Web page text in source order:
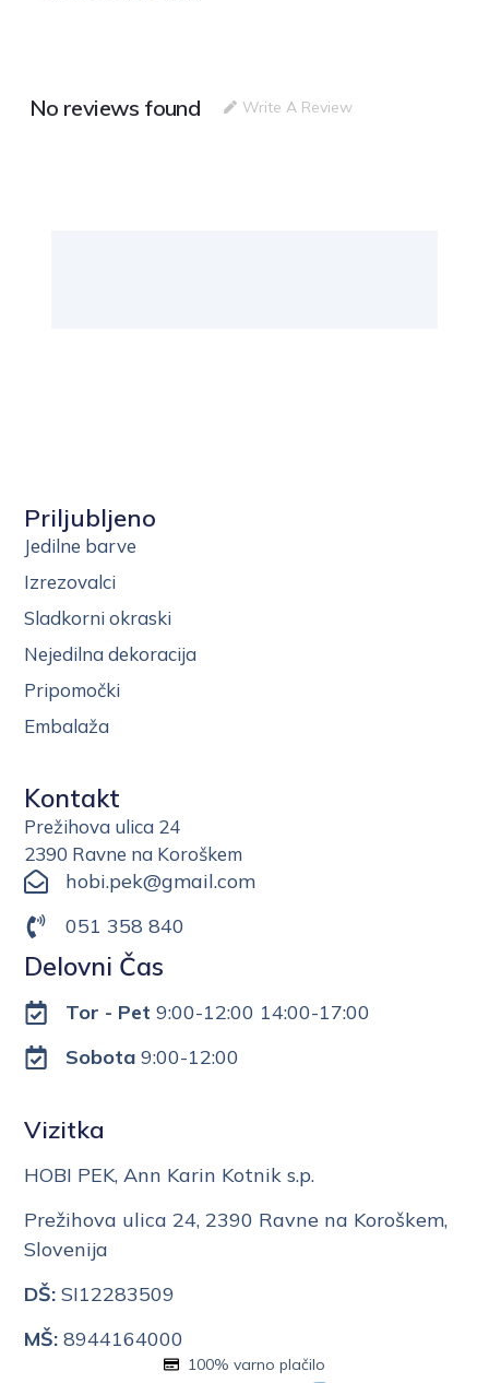
No reviews found Write A Review
Priljubljeno
Jedilne barve
Izrezovalci
Sladkorni okraski
Nejedilna dekoracija
Pripomočki
Embalaža
Kontakt
Prežihova ulica 24
2390 Ravne na Koroškem
hobi.pek@gmail.com
051 358 840
Delovni Čas
Tor - Pet 9:00-12:00 14:00-17:00
Sobota9:00-12:00
Vizitka
HOBI PEK, Ann Karin Kotnik s.p.
Prežihova ulica 24, 2390 Ravne na Koroškem,
Slovenija
DŠ: SI12283509
MŠ: 8944164000
100% varno plačilo